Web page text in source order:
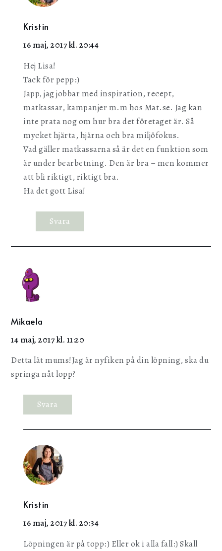
Kristin
16 maj, 2017 kl. 20:44
Hej Lisa!
Tack för pepp:)
Japp, jag jobbar med inspiration, recept,
matkassar, kampanjer m.m hos Mat.se. Jag kan
inte prata nog om hur bra det företaget är. Så
mycket hjärta, hjärna och bra miljöfokus.
Vad gäller matkassarna så är det en funktion som
är under bearbetning. Den är bra – men kommer
att bli riktigt, riktigt bra.
Ha det gott Lisa!
Svara
Mikaela
14 maj, 2017 kl. 11:20
Detta lät mums!Jag är nyfiken på din löpning, ska du
springa nåt lopp?
Svara
Kristin
16 maj, 2017 kl. 20:34
Löpningen är på topp:) Eller ok i alla fall:) Skall